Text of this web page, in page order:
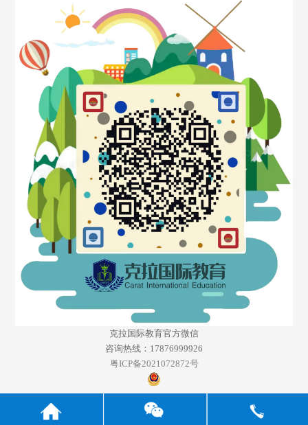
克拉国际教育官方微信
咨询热线：17876999926
粤ICP备2021072872号